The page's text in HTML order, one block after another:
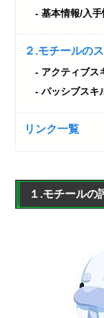
基本情報/入
２.モチールの
アクティブス
パッシブスキ
リンク一覧
１.モチールの